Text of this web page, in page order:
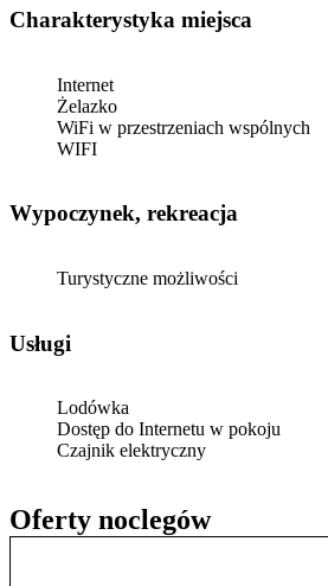
Oferty noclegów
Charakterystyka miejsca
Internet
Żelazko
WiFi w przestrzeniach wspólnych
WIFI
Wypoczynek, rekreacja
Turystyczne możliwości
Usługi
Lodówka
Dostęp do Internetu w pokoju
Czajnik elektryczny